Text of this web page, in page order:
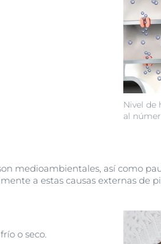
Nivel de
al
medioambientales, así como
a estas causas externas de
o seco.